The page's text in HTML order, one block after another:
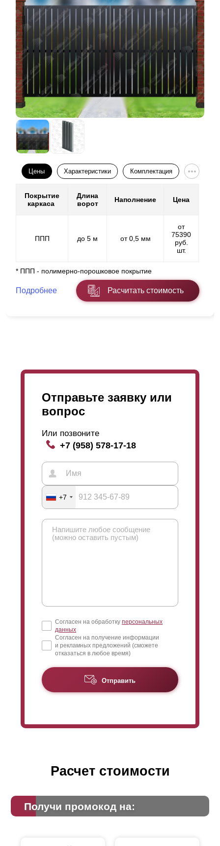
Цены Характеристики Комплектация
Покрытие
каркаса
Длина
ворот
Наполнение Цена
ППП до 5 м от 0,5 мм
от
75390
руб.
шт.
* ППП - полимерно-порошковое покрытие
Подробнее Расчитать стоимость
Отправьте заявку или
вопрос
Или позвоните
+7 (958) 578-17-18
+7
Согласен на обработку персональных
данных
Согласен на получение информации
и рекламных предложений (сможете
отказаться в любое время)
Отправить
Расчет стоимости
Получи промокод на: